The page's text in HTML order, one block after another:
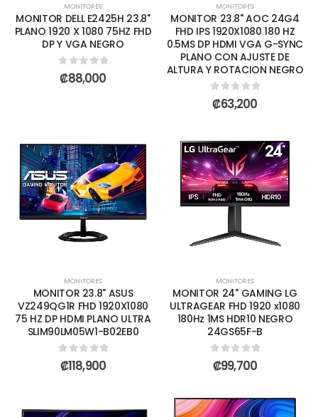
MONITORES
MONITOR DELL E2425H 23.8"
PLANO 1920 X 1080 75HZ FHD
DP Y VGA NEGRO
0out of 5
₡88,000
MONITORES
MONITOR 23.8" AOC 24G4
FHD IPS 1920X1080 180 HZ
0.5MS DP HDMI VGA G-SYNC
PLANO CON AJUSTE DE
ALTURA Y ROTACION NEGRO
0out of 5
₡63,200
MONITORES
MONITOR 23.8" ASUS
VZ249QG1R FHD 1920X1080
75 HZ DP HDMI PLANO ULTRA
SLIM90LM05W1-B02EB0
0out of 5
₡118,900
MONITORES
MONITOR 24'' GAMING LG
ULTRAGEAR FHD 1920 x1080
180Hz 1MS HDR10 NEGRO
24GS65F-B
0out of 5
₡99,700